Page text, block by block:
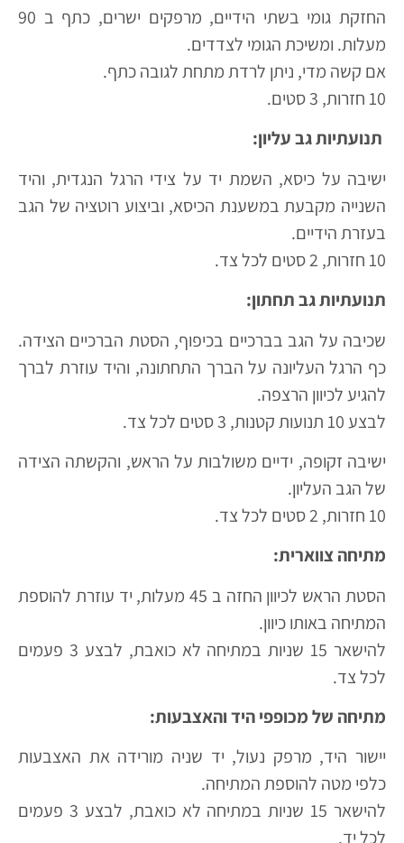
החזקת גומי בשתי הידיים, מרפקים ישרים, כתף ב 90
מעלות. ומשיכת הגומי לצדדים.
אם קשה מדי, ניתן לרדת מתחת לגובה כתף.
10 חזרות, 3 סטים.
תנועתיות גב עליון:
ישיבה על כיסא, השמת יד על צידי הרגל הנגדית, והיד
השנייה מקבעת במשענת הכיסא, וביצוע רוטציה של הגב
בעזרת הידיים.
10 חזרות, 2 סטים לכל צד.
תנועתיות גב תחתון:
שכיבה על הגב בברכיים בכיפוף, הסטת הברכיים הצידה.
כף הרגל העליונה על הברך התחתונה, והיד עוזרת לברך
להגיע לכיוון הרצפה.
לבצע 10 תנועות קטנות, 3 סטים לכל צד.
ישיבה זקופה, ידיים משולבות על הראש, והקשתה הצידה
של הגב העליון.
10 חזרות, 2 סטים לכל צד.
מתיחה צווארית:
הסטת הראש לכיוון החזה ב 45 מעלות, יד עוזרת להוספת
המתיחה באותו כיוון.
להישאר 15 שניות במתיחה לא כואבת, לבצע 3 פעמים
לכל צד.
מתיחה של מכופפי היד והאצבעות:
יישור היד, מרפק נעול, יד שניה מורידה את האצבעות
כלפי מטה להוספת המתיחה.
להישאר 15 שניות במתיחה לא כואבת, לבצע 3 פעמים
לכל יד.